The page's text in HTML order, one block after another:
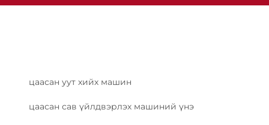
цаасан уут хийх машин
цаасан сав үйлдвэрлэх машиний үнэ